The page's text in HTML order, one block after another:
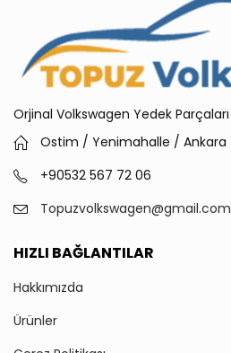
Orjinal Volkswagen Yedek Parçaları
Ostim / Yenimahalle / Ankara
+90532 567 72 06
Topuzvolkswagen@gmail.com
HIZLI BAĞLANTILAR
Hakkımızda
Ürünler